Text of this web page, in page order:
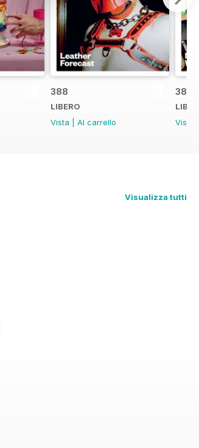
388
LIBERO
Vista
Al carrello
387
Vista
Visualizza tutti